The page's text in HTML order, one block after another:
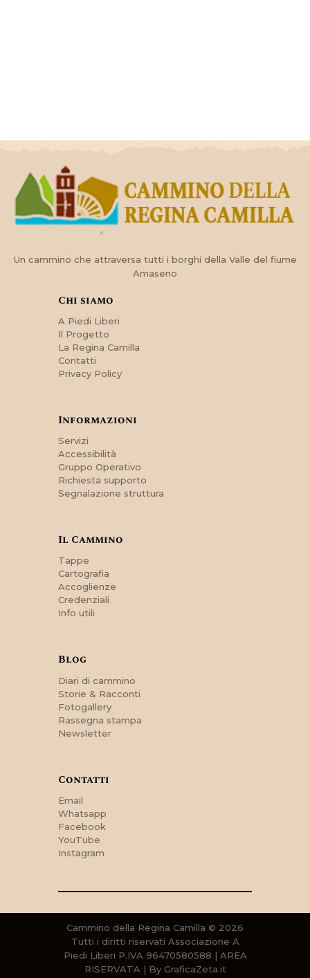
Un cammino che attraversa tutti i borghi della Valle del fiume
Amaseno
Chi siamo
A Piedi Liberi
Il Progetto
La Regina Camilla
Contatti
Privacy Policy
Informazioni
Servizi
Accessibilità
Gruppo Operativo
Richiesta supporto
Segnalazione struttura
Il Cammino
Tappe
Cartografia
Accoglienze
Credenziali
Info utili
Blog
Diari di cammino
Storie & Racconti
Fotogallery
Rassegna stampa
Newsletter
Contatti
Email
Whatsapp
Facebook
YouTube
Instagram
Cammino della Regina Camilla © 2026
Tutti i diritti riservati Associazione A
Piedi Liberi P.IVA 96470580588 | AREA
RISERVATA| By GraficaZeta.it